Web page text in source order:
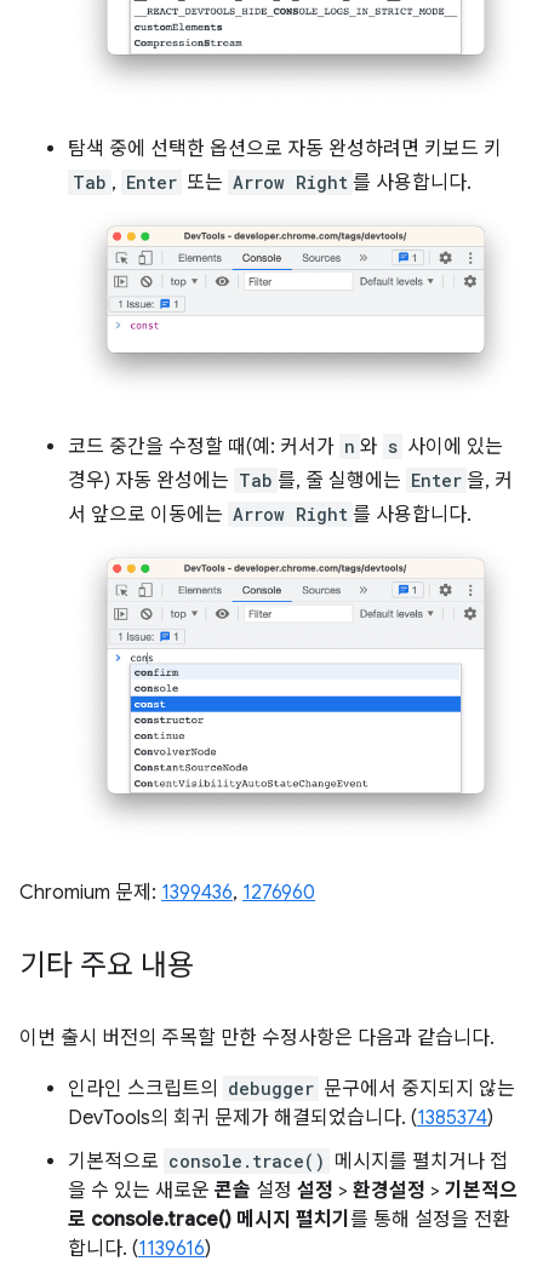
탐색 중에 선택한 옵션으로 자동 완성하려면 키보드 키
Tab , Enter 또는 Arrow Right 를 사용합니다.
코드 중간을 수정할 때(예: 커서가 n 와 s 사이에 있는
경우) 자동 완성에는 Tab 를, 줄 실행에는 Enter 을, 커
서 앞으로 이동에는 Arrow Right 를 사용합니다.
Chromium 문제: 1399436, 1276960
기타 주요 내용
이번 출시 버전의 주목할 만한 수정사항은 다음과 같습니다.
인라인 스크립트의 debugger 문구에서 중지되지 않는
DevTools의 회귀 문제가 해결되었습니다. (1385374)
기본적으로 console.trace() 메시지를 펼치거나 접
을 수 있는 새로운 콘솔 설정 설정 > 환경설정 > 기본적으
로 console.trace() 메시지 펼치기 를 통해 설정을 전환
합니다. (1139616)